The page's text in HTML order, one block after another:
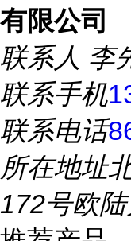
有限公司
联系人 李
联系手机
联系电话
所在地址
172号欧